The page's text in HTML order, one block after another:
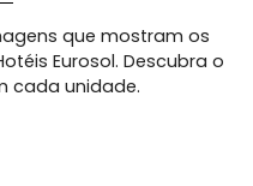
que mostram os
Eurosol. Descubra o
cada unidade.